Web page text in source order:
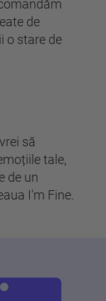
de
o stare de
să
tale,
de un
I'm Fine.